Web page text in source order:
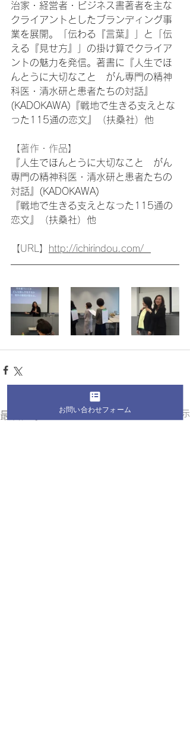
治家・経営者・ビジネス書著者を主な
クライアントとしたブランディング事
業を展開。「伝わる『言葉』」と「伝
える『見せ方』」の掛け算でクライア
ントの魅力を発信。著書に『人生でほ
んとうに大切なこと　がん専門の精神
科医・清水研と患者たちの対話』
(KADOKAWA)『戦地で生きる支えとな
った115通の恋文』（扶桑社）他
【著作・作品】
『人生でほんとうに大切なこと　がん
専門の精神科医・清水研と患者たちの
対話』(KADOKAWA)
『戦地で生きる支えとなった115通の
恋文』（扶桑社）他
【URL】 http://ichirindou.com/
最新記事 すべて表示
お問い合わせフォーム